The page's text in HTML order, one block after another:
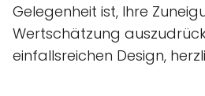
Gelegenheit ist, Ihre
Wertschätzung
einfallsreichen Design,